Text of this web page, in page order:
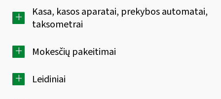
+
Kasa, kasos aparatai, prekybos automatai,
taksometrai
+ Mokesčių pakeitimai
+ Leidiniai